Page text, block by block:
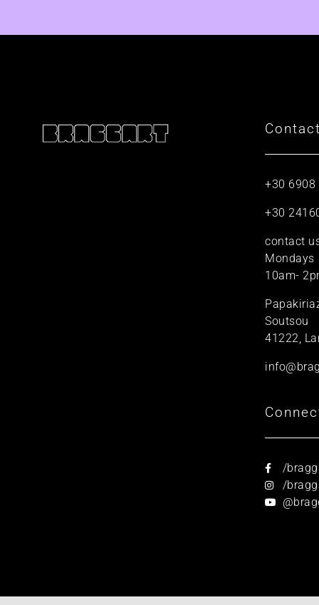
Contact
+30 6908
+30
contact
Mondays
10am-
Soutsou
41222,
/
/